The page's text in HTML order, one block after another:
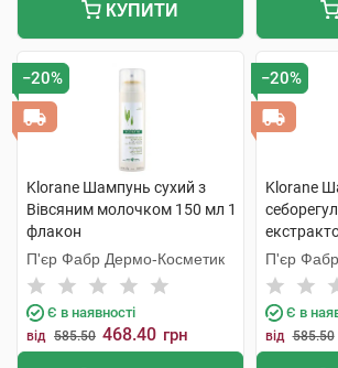
КУПИТИ
−20%
Klorane Шампунь сухий з
Вівсяним молочком 150 мл 1
флакон
П'єр Фабр Дермо-Косметик
Є в наявності
від 585.50 468.40 грн
−20%
Klorane
темного
флакон
П'єр
Є в
від 585.50